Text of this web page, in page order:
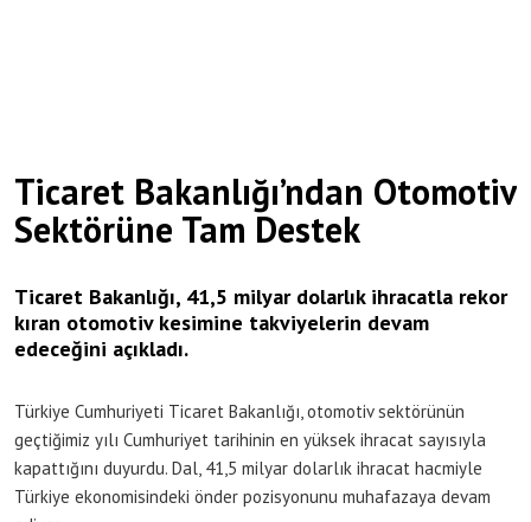
Ticaret Bakanlığı’ndan Otomotiv
Sektörüne Tam Destek
Ticaret Bakanlığı, 41,5 milyar dolarlık ihracatla rekor
kıran otomotiv kesimine takviyelerin devam
edeceğini açıkladı.
Türkiye Cumhuriyeti Ticaret Bakanlığı, otomotiv sektörünün
geçtiğimiz yılı Cumhuriyet tarihinin en yüksek ihracat sayısıyla
kapattığını duyurdu. Dal, 41,5 milyar dolarlık ihracat hacmiyle
Türkiye ekonomisindeki önder pozisyonunu muhafazaya devam